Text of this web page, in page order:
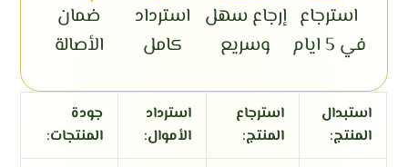
ضمان
الأصالة
استرداد
كامل
إرجاع سهل
وسريع
استرجاع
في 5 ايام
استبدال
المنتج:
استرجاع
المنتج:
استرداد
الأموال:
جودة
المنتجات: